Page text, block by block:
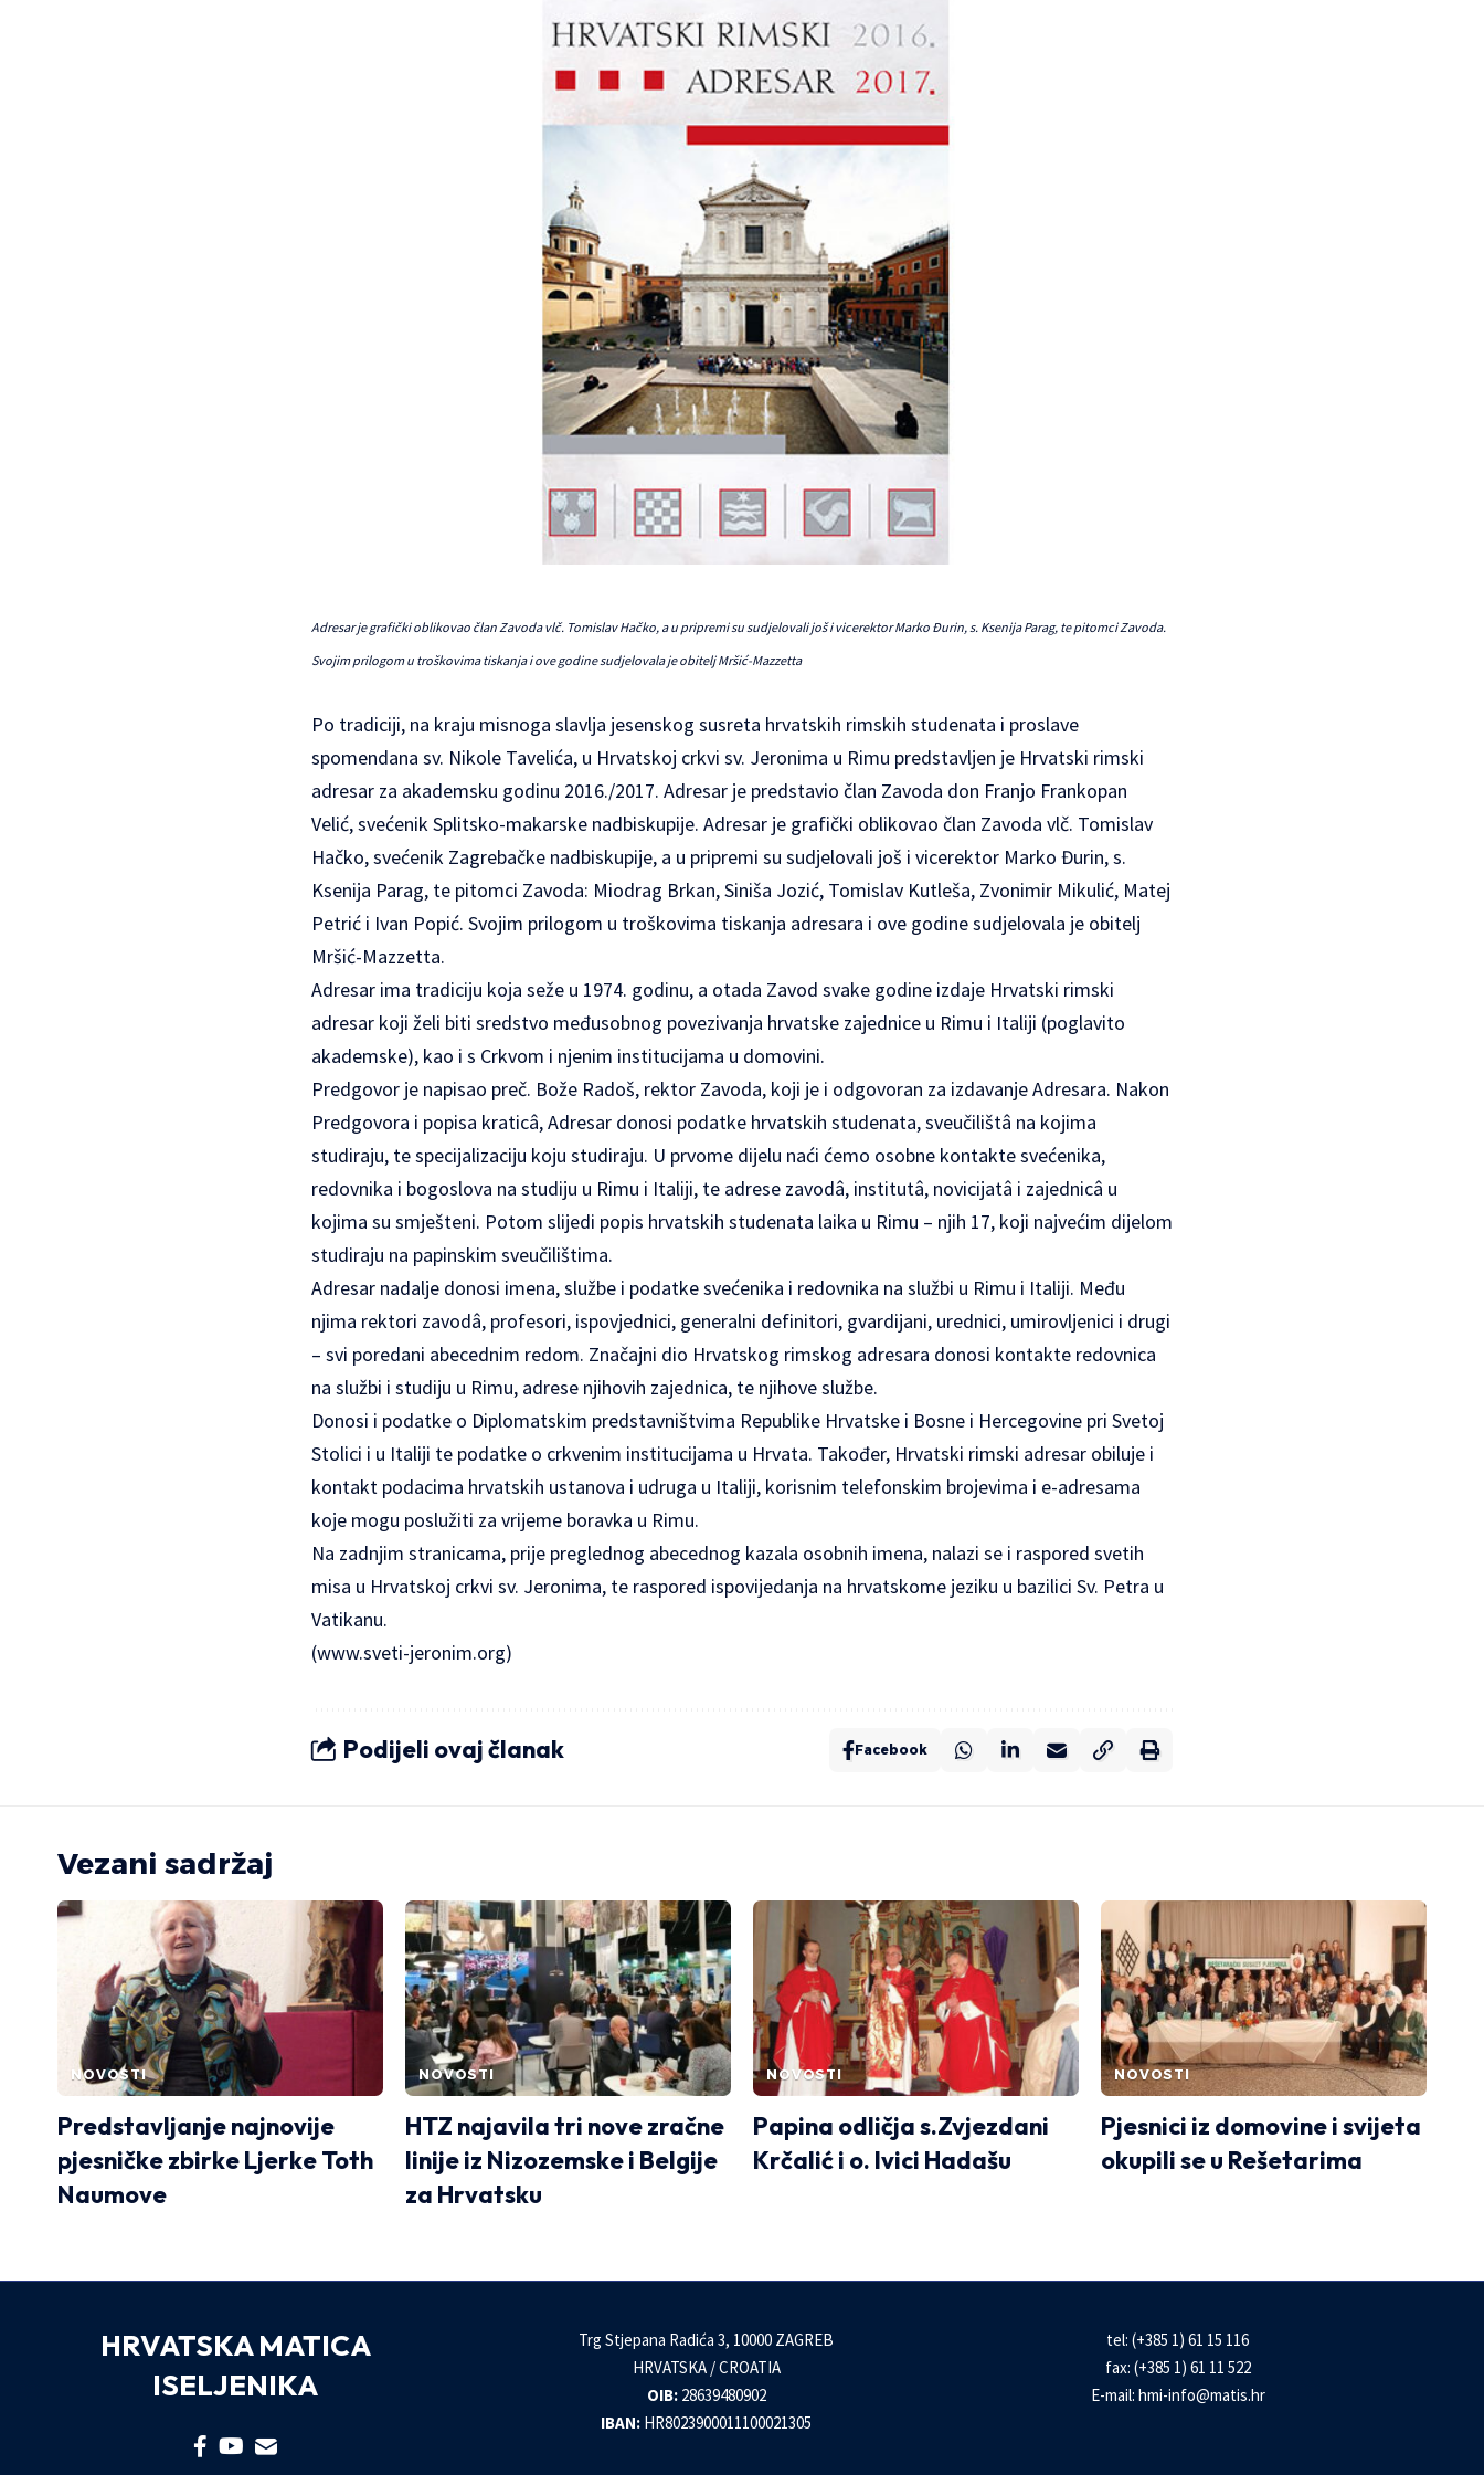
Adresar je grafički oblikovao član Zavoda vlč. Tomislav Hačko, a u pripremi su sudjelovali još i vicerektor Marko Đurin, s. Ksenija Parag, te pitomci Zavoda.
Svojim prilogom u troškovima tiskanja i ove godine sudjelovala je obitelj Mršić-Mazzetta
Po tradiciji, na kraju misnoga slavlja jesenskog susreta hrvatskih rimskih studenata i proslave
spomendana sv. Nikole Tavelića, u Hrvatskoj crkvi sv. Jeronima u Rimu predstavljen je Hrvatski rimski
adresar za akademsku godinu 2016./2017. Adresar je predstavio član Zavoda don Franjo Frankopan
Velić, svećenik Splitsko-makarske nadbiskupije. Adresar je grafički oblikovao član Zavoda vlč. Tomislav
Hačko, svećenik Zagrebačke nadbiskupije, a u pripremi su sudjelovali još i vicerektor Marko Đurin, s.
Ksenija Parag, te pitomci Zavoda: Miodrag Brkan, Siniša Jozić, Tomislav Kutleša, Zvonimir Mikulić, Matej
Petrić i Ivan Popić. Svojim prilogom u troškovima tiskanja adresara i ove godine sudjelovala je obitelj
Mršić-Mazzetta.
Adresar ima tradiciju koja seže u 1974. godinu, a otada Zavod svake godine izdaje Hrvatski rimski
adresar koji želi biti sredstvo međusobnog povezivanja hrvatske zajednice u Rimu i Italiji (poglavito
akademske), kao i s Crkvom i njenim institucijama u domovini.
Predgovor je napisao preč. Bože Radoš, rektor Zavoda, koji je i odgovoran za izdavanje Adresara. Nakon
Predgovora i popisa kraticâ, Adresar donosi podatke hrvatskih studenata, sveučilištâ na kojima
studiraju, te specijalizaciju koju studiraju. U prvome dijelu naći ćemo osobne kontakte svećenika,
redovnika i bogoslova na studiju u Rimu i Italiji, te adrese zavodâ, institutâ, novicijatâ i zajednicâ u
kojima su smješteni. Potom slijedi popis hrvatskih studenata laika u Rimu – njih 17, koji najvećim dijelom
studiraju na papinskim sveučilištima.
Adresar nadalje donosi imena, službe i podatke svećenika i redovnika na službi u Rimu i Italiji. Među
njima rektori zavodâ, profesori, ispovjednici, generalni definitori, gvardijani, urednici, umirovljenici i drugi
– svi poredani abecednim redom. Značajni dio Hrvatskog rimskog adresara donosi kontakte redovnica
na službi i studiju u Rimu, adrese njihovih zajednica, te njihove službe.
Donosi i podatke o Diplomatskim predstavništvima Republike Hrvatske i Bosne i Hercegovine pri Svetoj
Stolici i u Italiji te podatke o crkvenim institucijama u Hrvata. Također, Hrvatski rimski adresar obiluje i
kontakt podacima hrvatskih ustanova i udruga u Italiji, korisnim telefonskim brojevima i e-adresama
koje mogu poslužiti za vrijeme boravka u Rimu.
Na zadnjim stranicama, prije preglednog abecednog kazala osobnih imena, nalazi se i raspored svetih
misa u Hrvatskoj crkvi sv. Jeronima, te raspored ispovijedanja na hrvatskome jeziku u bazilici Sv. Petra u
Vatikanu.
(www.sveti-jeronim.org)
Podijeli ovaj članak Facebook
Vezani sadržaj
NOVOSTI
Predstavljanje najnovije
pjesničke zbirke Ljerke Toth
Naumove
NOVOSTI
HTZ najavila tri nove zračne
linije iz Nizozemske i Belgije
za Hrvatsku
NOVOSTI
Papina odličja s.Zvjezdani
Krčalić i o. Ivici Hadašu
NOVOSTI
Pjesnici iz domovine i svijeta
okupili se u Rešetarima
HRVATSKA MATICA
ISELJENIKA
Trg Stjepana Radića 3, 10000 ZAGREB
HRVATSKA / CROATIA
OIB:28639480902
IBAN: HR8023900011100021305
tel: (+385 1) 61 15 116
fax: (+385 1) 61 11 522
E-mail: hmi-info@matis.hr